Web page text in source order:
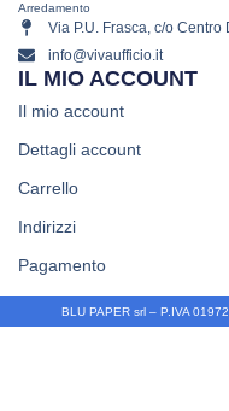
Arredamento
Via P.U. Frasca, c/o Centro
info@vivaufficio.it
IL MIO ACCOUNT
Il mio account
Dettagli account
Carrello
Indirizzi
Pagamento
BLU PAPER srl – P.IVA